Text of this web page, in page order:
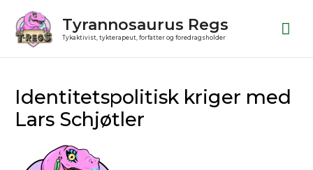
indholdet
Tyrannosaurus Regs
Tykaktivist, tykterapeut, forfatter og foredragsholder
Identitetspolitisk kriger med
Lars Schjøtler
Play
Pause